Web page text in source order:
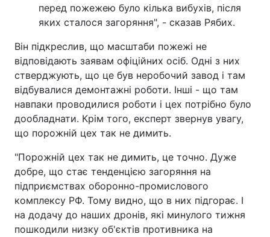
перед пожежею було кілька вибухів, після
яких сталося загоряння", - сказав Рябих.
Він підкреслив, що масштаби пожежі не
відповідають заявам офіційних осіб. Одні з них
стверджують, що це був неробочий завод і там
відбувалися демонтажні роботи. Інші - що там
навпаки проводилися роботи і цех потрібно було
дообладнати. Крім того, експерт звернув увагу,
що порожній цех так не димить.
"Порожній цех так не димить, це точно. Дуже
добре, що стає тенденцією загоряння на
підприємствах оборонно-промислового
комплексу РФ. Тому видно, що в них підгорає. І
на додачу до наших дронів, які минулого тижня
пошкодили низку об'єктів противника на